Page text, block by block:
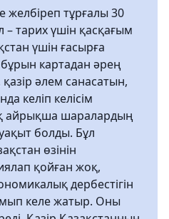
желбіреп тұрғалы 30
тарих үшін қасқағым
үшін ғасырға
бұрын картадан әрең
әлем санасатын,
келіп келісім
айрықша шаралардың
болды. Бұл
өзінін
қойған жоқ,
дербестігін
келе жатыр. Оны